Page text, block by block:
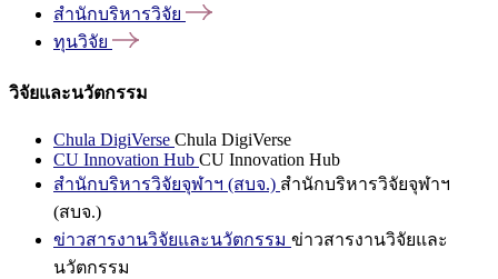
สำนักบริหารวิจัย
ทุนวิจัย
วิจัยและนวัตกรรม
Chula DigiVerse Chula DigiVerse
CU Innovation Hub CU Innovation Hub
สำนักบริหารวิจัยจุฬาฯ (สบจ.) สำนักบริหารวิจัยจุฬาฯ
(สบจ.)
ข่าวสารงานวิจัยและนวัตกรรม ข่าวสารงานวิจัยและ
นวัตกรรม